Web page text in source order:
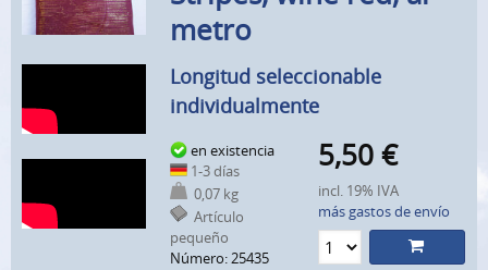
metro
Longitud seleccionable
individualmente
en existencia
1-3 días
0,07 kg
Artículo
pequeño
Número: 25435
5,50 €
incl. 19% IVA
más gastos de envío